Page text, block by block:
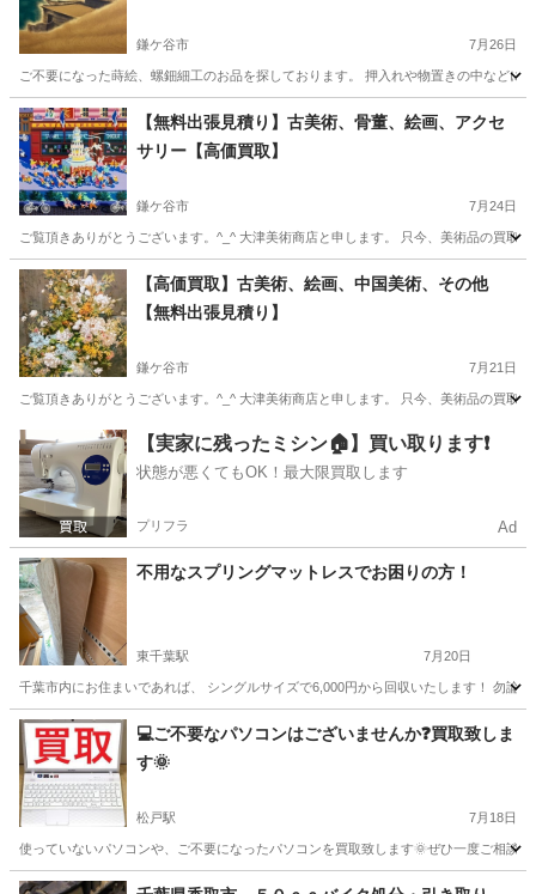
鎌ケ谷市 7月26日
ご不要になった蒔絵、螺鈿細工のお品を探しております。 押入れや物置きの中など
千葉 鎌ケ谷市 不用品買取 無料
【無料出張見積り】古美術、骨董、絵画、アクセ
サリー【高価買取】
鎌ケ谷市 7月24日
ご覧頂きありがとうございます。^_^ 大津美術商店と申します。 只今、美術品の買取
千葉 鎌ケ谷市 不用品買取 無料
【高価買取】古美術、絵画、中国美術、その他
【無料出張見積り】
鎌ケ谷市 7月21日
ご覧頂きありがとうございます。^_^ 大津美術商店と申します。 只今、美術品の買取
鎌ケ谷市 不用品買取 無料
【実家に残ったミシン🏠】買い取ります❗️
状態が悪くてもOK！最大限買取します
プリフラ Ad
不用なスプリングマットレスでお困りの方！
東千葉駅 7月20日
千葉市内にお住まいであれば、 シングルサイズで6,000円から回収いたします！ 勿論
千葉 千葉市 東千葉駅 不用品回収 料金
💻ご不要なパソコンはございませんか❓買取致しま
す🌞
松戸駅 7月18日
使っていないパソコンや、ご不要になったパソコンを買取致します🌞ぜひ一度ご相談
千葉 松戸市 松戸駅 不用品買取 無料